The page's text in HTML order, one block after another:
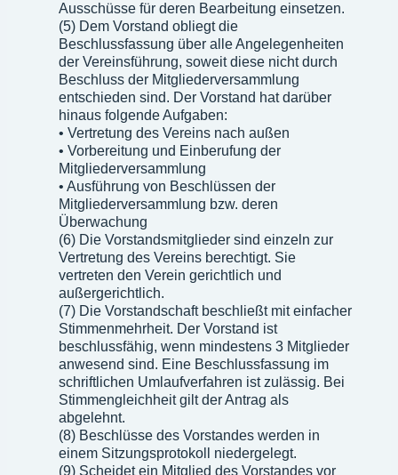
Ausschüsse für deren Bearbeitung einsetzen.
(5) Dem Vorstand obliegt die
Beschlussfassung über alle Angelegenheiten
der Vereinsführung, soweit diese nicht durch
Beschluss der Mitgliederversammlung
entschieden sind. Der Vorstand hat darüber
hinaus folgende Aufgaben:
• Vertretung des Vereins nach außen
• Vorbereitung und Einberufung der
Mitgliederversammlung
• Ausführung von Beschlüssen der
Mitgliederversammlung bzw. deren
Überwachung
(6) Die Vorstandsmitglieder sind einzeln zur
Vertretung des Vereins berechtigt. Sie
vertreten den Verein gerichtlich und
außergerichtlich.
(7) Die Vorstandschaft beschließt mit einfacher
Stimmenmehrheit. Der Vorstand ist
beschlussfähig, wenn mindestens 3 Mitglieder
anwesend sind. Eine Beschlussfassung im
schriftlichen Umlaufverfahren ist zulässig. Bei
Stimmengleichheit gilt der Antrag als
abgelehnt.
(8) Beschlüsse des Vorstandes werden in
einem Sitzungsprotokoll niedergelegt.
(9) Scheidet ein Mitglied des Vorstandes vor